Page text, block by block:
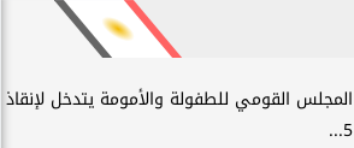
المجلس القومي للطفولة والأمومة يتدخل لإنقاذ
5...